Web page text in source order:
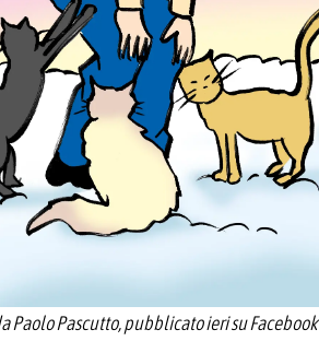
Paolo Pascutto, pubblicato ieri su Facebook